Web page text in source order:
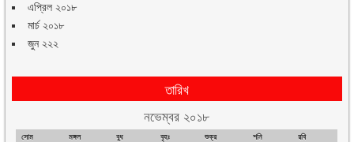
এপ্রিল ২০১৮
মার্চ ২০১৮
জুন ২২২
তারিখ
নভেম্বর ২০১৮
সোম মঙ্গল বুধ বৃহঃ শুক্র শনি রবি